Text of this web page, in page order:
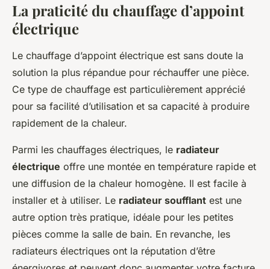
La praticité du chauffage d’appoint
électrique
Le chauffage d’appoint électrique est sans doute la
solution la plus répandue pour réchauffer une pièce.
Ce type de chauffage est particulièrement apprécié
pour sa facilité d’utilisation et sa capacité à produire
rapidement de la chaleur.
Parmi les chauffages électriques, le radiateur
électrique offre une montée en température rapide et
une diffusion de la chaleur homogène. Il est facile à
installer et à utiliser. Le radiateur soufflant est une
autre option très pratique, idéale pour les petites
pièces comme la salle de bain. En revanche, les
radiateurs électriques ont la réputation d’être